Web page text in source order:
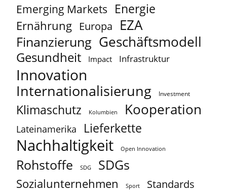
Emerging Markets Energie
Ernährung Europa EZA
Finanzierung Geschäftsmodell
Gesundheit Impact Infrastruktur
Innovation
Internationalisierung Investment
Klimaschutz Kolumbien Kooperation
Lateinamerika Lieferkette
Nachhaltigkeit Open Innovation
Rohstoffe SDG SDGs
Sozialunternehmen Sport Standards